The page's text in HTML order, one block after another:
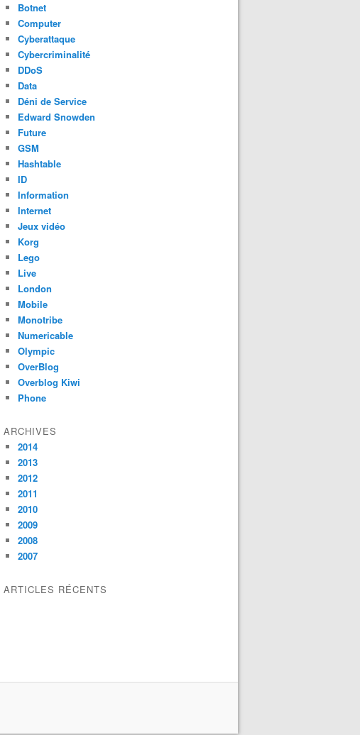
Botnet
Computer
Cyberattaque
Cybercriminalité
DDoS
Data
Déni de Service
Edward Snowden
Future
GSM
Hashtable
ID
Information
Internet
Jeux vidéo
Korg
Lego
Live
London
Mobile
Monotribe
Numericable
Olympic
OverBlog
Overblog Kiwi
Phone
ARCHIVES
2014
2013
2012
2011
2010
2009
2008
2007
ARTICLES RÉCENTS